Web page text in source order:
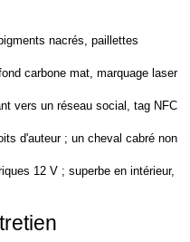
nacrés, paillettes
carbone mat, marquage laser
vers un réseau social, tag NFC
d'auteur ; un cheval cabré non
12 V ; superbe en intérieur,